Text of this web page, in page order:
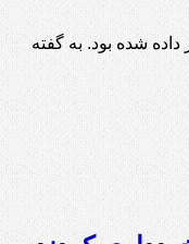
شده بود. به گفته